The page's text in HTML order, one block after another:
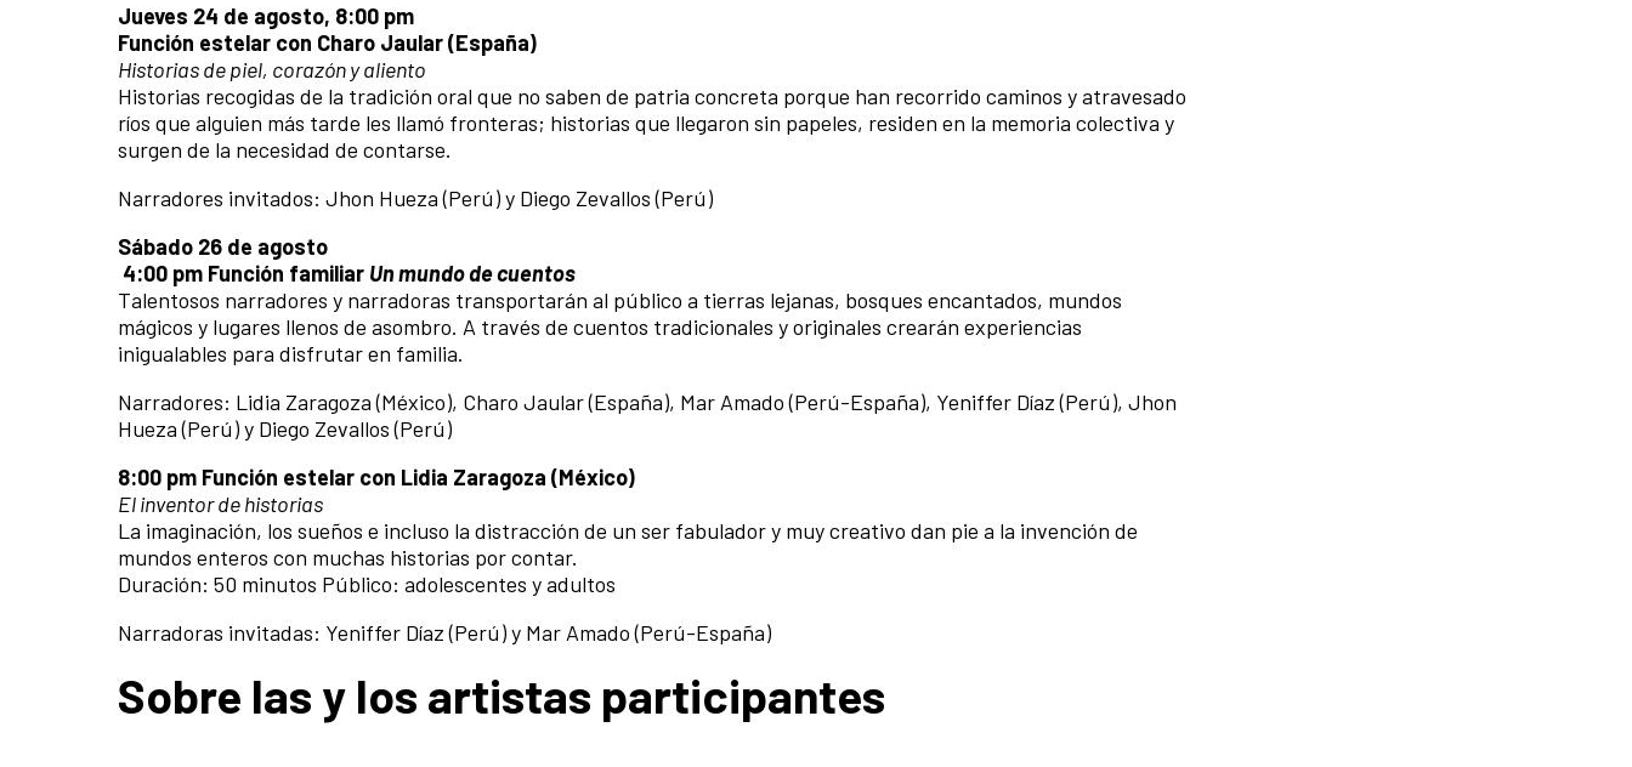
Jueves 24 de agosto, 8:00 pm
Función estelar con Charo Jaular (España)
Historias de piel, corazón y aliento
Historias recogidas de la tradición oral que no saben de patria concreta porque han recorrido caminos y atravesado
ríos que alguien más tarde les llamó fronteras; historias que llegaron sin papeles, residen en la memoria colectiva y
surgen de la necesidad de contarse.
Narradores invitados: Jhon Hueza (Perú) y Diego Zevallos (Perú)
Sábado 26 de agosto
4:00 pm Función familiar Un mundo de cuentos
Talentosos narradores y narradoras transportarán al público a tierras lejanas, bosques encantados, mundos
mágicos y lugares llenos de asombro. A través de cuentos tradicionales y originales crearán experiencias
inigualables para disfrutar en familia.
Narradores: Lidia Zaragoza (México), Charo Jaular (España), Mar Amado (Perú-España), Yeniffer Díaz (Perú), Jhon
Hueza (Perú) y Diego Zevallos (Perú)
8:00 pm Función estelar con Lidia Zaragoza (México)
El inventor de historias
La imaginación, los sueños e incluso la distracción de un ser fabulador y muy creativo dan pie a la invención de
mundos enteros con muchas historias por contar.
Duración: 50 minutos Público: adolescentes y adultos
Narradoras invitadas: Yeniffer Díaz (Perú) y Mar Amado (Perú-España)
Sobre las y los artistas participantes